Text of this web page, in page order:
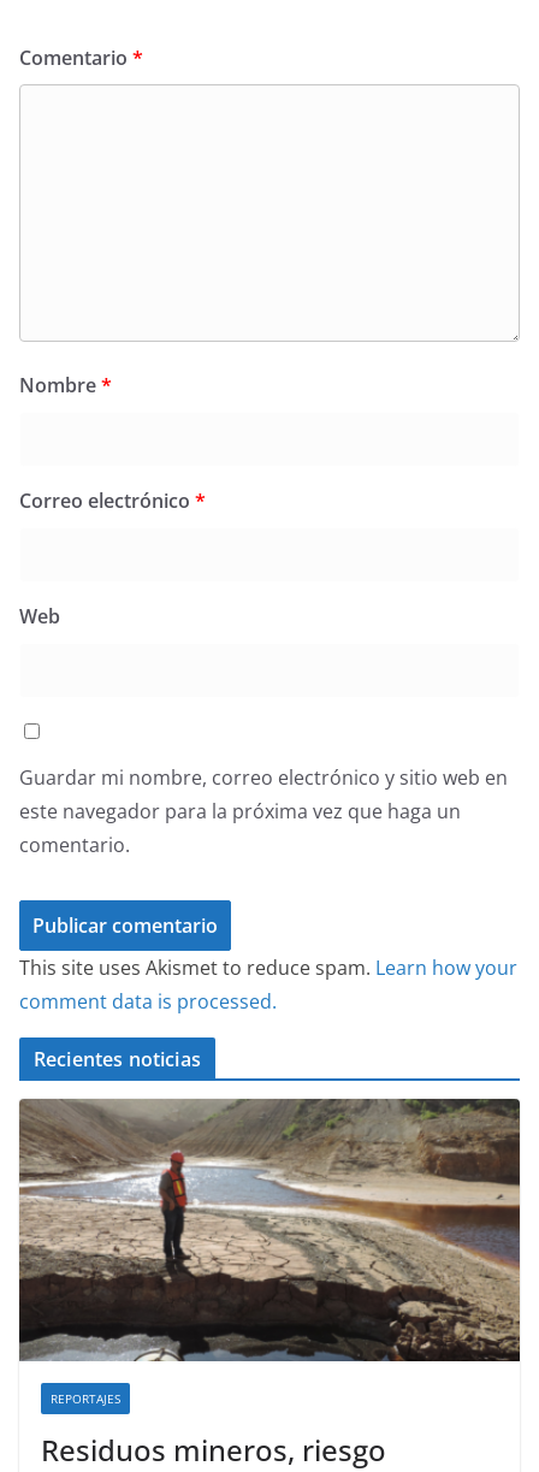
Comentario *
Nombre*
Correo electrónico *
Web
Guardar mi nombre, correo electrónico y sitio web en
este navegador para la próxima vez que haga un
comentario.
This site uses Akismet to reduce spam. Learn how your
comment data is processed.
Recientes noticias
REPORTAJES
Residuos mineros, riesgo